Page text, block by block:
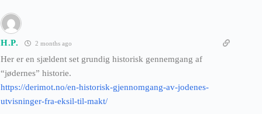
H.P. 2 months ago
Her er en sjældent set grundig historisk gennemgang af
“jødernes” historie.
https://derimot.no/en-historisk-gjennomgang-av-jodenes-
utvisninger-fra-eksil-til-makt/